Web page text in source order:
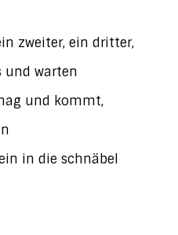
zweiter, ein dritter,
und warten
und kommt,
in die schnäbel